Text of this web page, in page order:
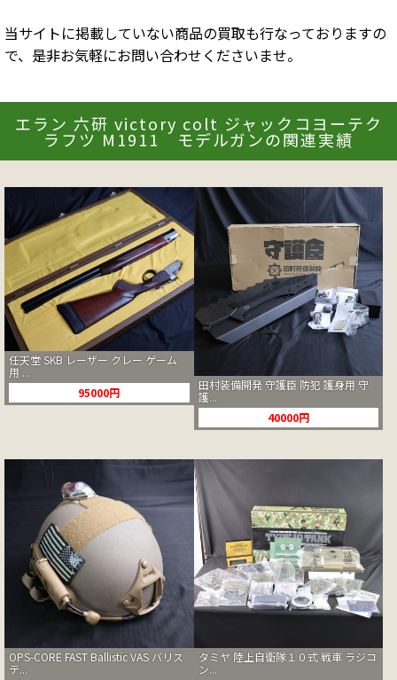
当サイトに掲載していない商品の買取も行なっておりますの
で、是非お気軽にお問い合わせくださいませ。
エラン 六研 victory colt ジャックコヨーテク
ラフツ M1911 モデルガンの関連実績
任天堂 SKB レーザー クレー ゲーム
用 ...
95000円
田村装備開発 守護臣 防犯 護身用 守
護...
40000円
OPS-CORE FAST Ballistic VAS バリス
テ...
タミヤ 陸上自衛隊１０式 戦車 ラジコ
ン...